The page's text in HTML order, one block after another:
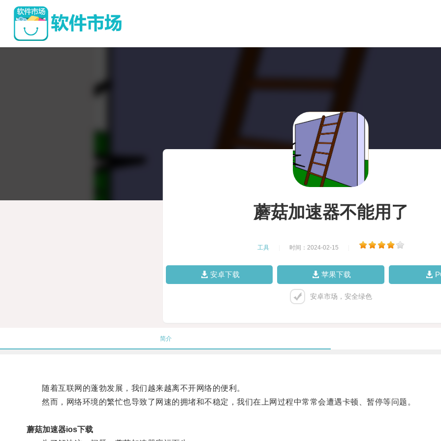
蘑菇加速器不能用了
工具 时间：2024-02-15
安卓下载 苹果下载
安卓市场，安全绿色
简介
随着互联网的蓬勃发展，我们越来越离不开网络的便利。
然而，网络环境的繁忙也导致了网速的拥堵和不稳定，我们在上网过程中常常会遭遇卡顿、暂停等问题。
蘑菇加速器ios下载